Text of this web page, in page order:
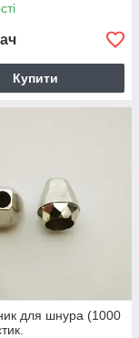
Купити
для шнура (1000